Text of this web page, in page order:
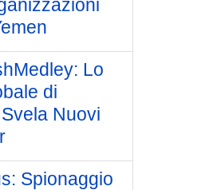
Lo
di
Nuovi
Spionaggio